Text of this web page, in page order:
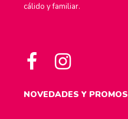
cálido y familiar.
NOVEDADES Y PROMOS